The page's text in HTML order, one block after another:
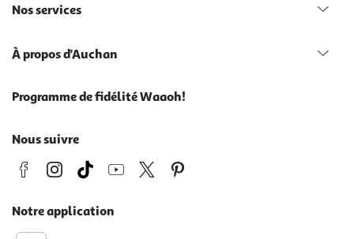
Nos services
À propos d'Auchan
Programme de fidélité Waaoh!
Nous suivre
Notre application